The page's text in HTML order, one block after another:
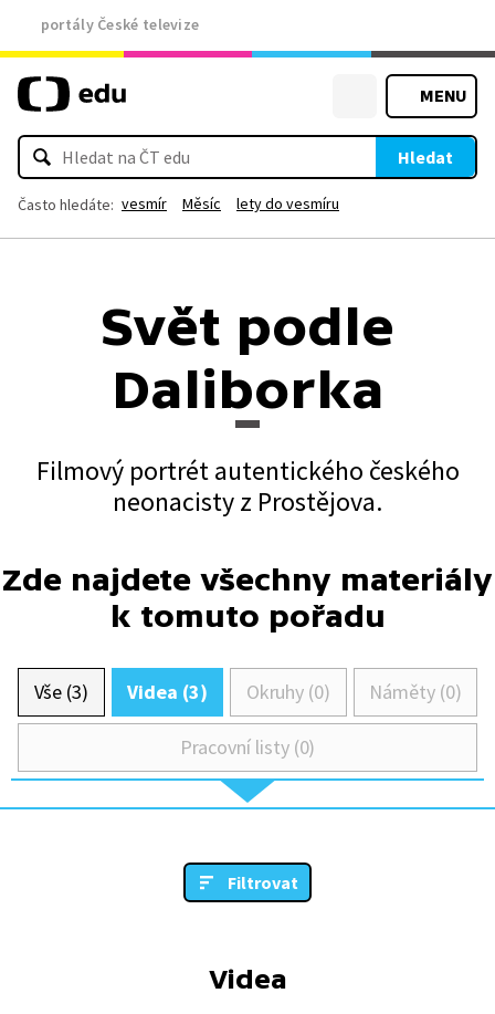
portály České televize
MENU
Hledat
Často hledáte: vesmír Měsíc lety do vesmíru
Svět podle
Daliborka
Filmový portrét autentického českého
neonacisty z Prostějova.
Zde najdete všechny materiály
k tomuto pořadu
Vše (3) Videa (3) Okruhy (0) Náměty (0)
Pracovní listy (0)
Filtrovat
Videa